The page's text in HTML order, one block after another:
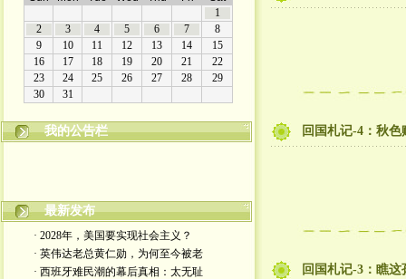
我的公告栏
嬉笑怒骂皆文章，酸甜苦辣铸人生
最新发布
· 2028年，美国要实现社会主义？
· 英伟达老总黄仁勋，为何至今被老
· 西班牙难民潮的幕后真相：太无耻
回国札记-4：秋色
回国札记-3：瞧